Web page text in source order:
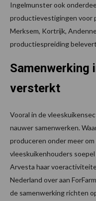
Ingelmunster ook
productievestigingen voor
Merksem, Kortrijk,
productiespreiding
Samenwerking
versterkt
Vooral in de
nauwer samenwerken.
produceren onder meer
vleeskuikenhouders
Arvesta haar
Nederland over aan
de samenwerking richten